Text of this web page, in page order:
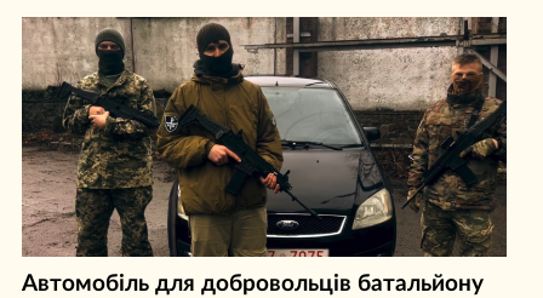
Автомобіль для добровольців батальйону